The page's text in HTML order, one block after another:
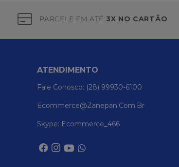
PARCELE EM ATÉ 3X NO CARTÃO
ATENDIMENTO
Fale Conosco: (28) 99930-6100
Ecommerce@zanepan.com.br
Skype: Ecommerce_466